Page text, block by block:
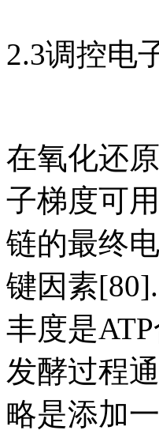
2.3调控电
在氧化还
子梯度可
链的最终
键因素
丰度是
发酵过程
略是添加